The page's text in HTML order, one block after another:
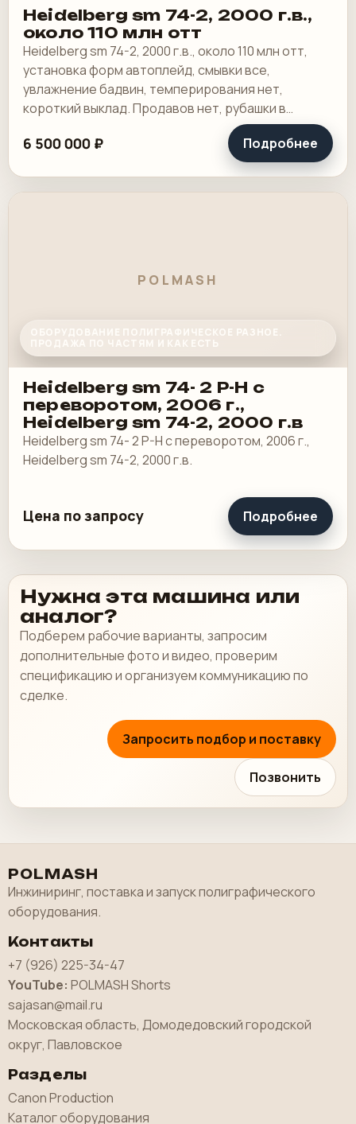
Heidelberg sm 74-2, 2000 г.в.,
около 110 млн отт
Heidelberg sm 74-2, 2000 г.в., около 110 млн отт,
установка форм автоплейд, смывки все,
увлажнение бадвин, темперирования нет,
короткий выклад. Продавов нет, рубашки в
хорошем состоянии, таскалки и цепи в хорошем.
6 500 000 ₽ Подробнее
POLMASH
ОБОРУДОВАНИЕ ПОЛИГРАФИЧЕСКОЕ РАЗНОЕ.
ПРОДАЖА ПО ЧАСТЯМ И КАК ЕСТЬ
Heidelberg sm 74- 2 P-H с
переворотом, 2006 г.,
Heidelberg sm 74-2, 2000 г.в
Heidelberg sm 74- 2 P-H с переворотом, 2006 г.,
Heidelberg sm 74-2, 2000 г.в.
Цена по запросу Подробнее
Нужна эта машина или
аналог?
Подберем рабочие варианты, запросим
дополнительные фото и видео, проверим
спецификацию и организуем коммуникацию по
сделке.
Запросить подбор и поставку
Позвонить
POLMASH
Инжиниринг, поставка и запуск полиграфического
оборудования.
Контакты
+7 (926) 225-34-47
YouTube: POLMASH Shorts
sajasan@mail.ru
Московская область, Домодедовский городской
округ, Павловское
Разделы
Canon Production
Каталог оборудования